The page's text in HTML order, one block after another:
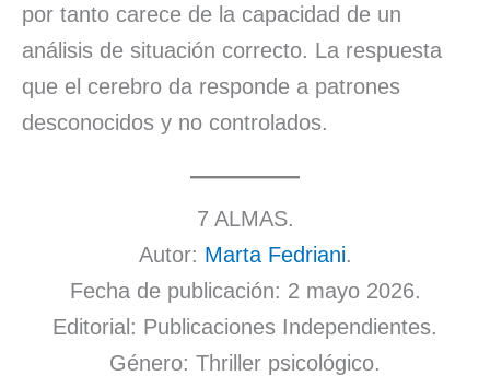
por tanto carece de la capacidad de un
análisis de situación correcto. La respuesta
que el cerebro da responde a patrones
desconocidos y no controlados.
7 ALMAS.
Autor: Marta Fedriani.
Fecha de publicación: 2 mayo 2026.
Editorial: Publicaciones Independientes.
Género: Thriller psicológico.